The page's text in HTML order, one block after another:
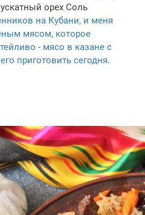
орех Соль
на Кубани, и меня
мясом, которое
- мясо в казане с
приготовить сегодня.